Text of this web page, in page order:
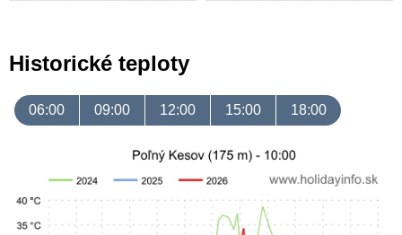
Historické teploty
06:00 09:00 12:00 15:00 18:00